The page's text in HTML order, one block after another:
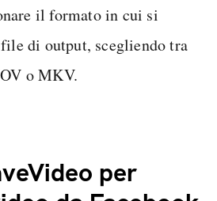
il formato in cui si
di output, scegliendo tra
o MKV.
per